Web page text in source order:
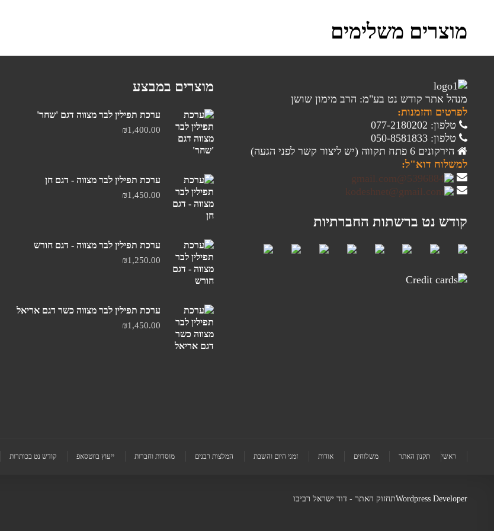
מוצרים משלימים
מוצרים במבצע
ערכת תפילין לבר מצווה דגם 'שחר'
₪1,400.00
ערכת תפילין לבר מצווה - דגם חן
₪1,450.00
ערכת תפילין לבר מצווה - דגם חורש
₪1,250.00
ערכת תפילין לבר מצווה כשר דגם אריאל
₪1,450.00
מנהל אתר קודש נט בע"מ: הרב מימון שושן
לפרטים והזמנות:
טלפון: 077-2180202
טלפון: 050-8581833
הירקונים 6 פתח תקווה (יש ליצור קשר לפני הגעה)
למשלוח דוא"ל:
קודש נט ברשתות החברתיות
ראשי תקנון האתר משלוחים אודות זמני היום והשבת המלצות רבנים מוסדות וחברות ייעוץ בווטסאפ קודש נט בכותרות
Wordpress Developerתחזוק האתר - דוד ישראל רביבו